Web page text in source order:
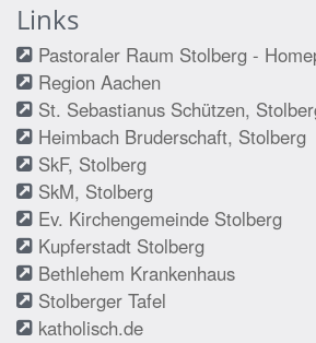
Links
Pastoraler Raum Stolberg -
Region Aachen
St. Sebastianus Schützen,
Heimbach Bruderschaft, Stolberg
SkF, Stolberg
SkM, Stolberg
Ev. Kirchengemeinde Stolberg
Kupferstadt Stolberg
Bethlehem Krankenhaus
Stolberger Tafel
katholisch.de